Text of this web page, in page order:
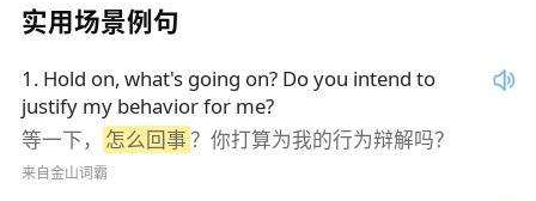
实用场景例句
1 . Hold on, what's going on? Do you intend to
justify my behavior for me?
等一下，
怎么回事？你打算为我的行为辩解吗？
来自金山词霸